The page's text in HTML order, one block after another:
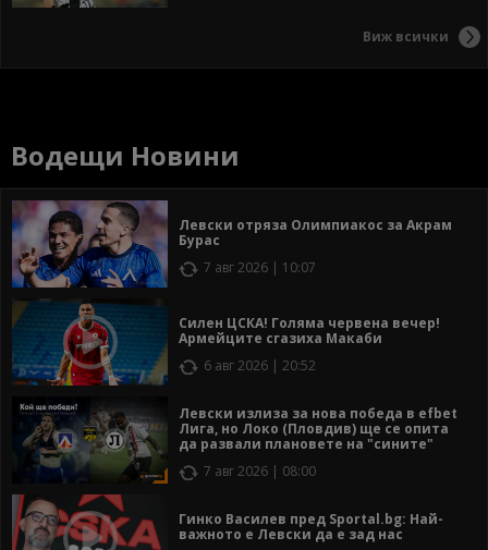
Виж всички
Водещи Новини
Левски отряза Олимпиакос за Акрам
Бурас
7 авг 2026 | 10:07
Силен ЦСКА! Голяма червена вечер!
Армейците сгазиха Макаби
6 авг 2026 | 20:52
Левски излиза за нова победа в efbet
Лига, но Локо (Пловдив) ще се опита
да развали плановете на "сините"
7 авг 2026 | 08:00
Гинко Василев пред Sportal.bg: Най-
важното е Левски да е зад нас